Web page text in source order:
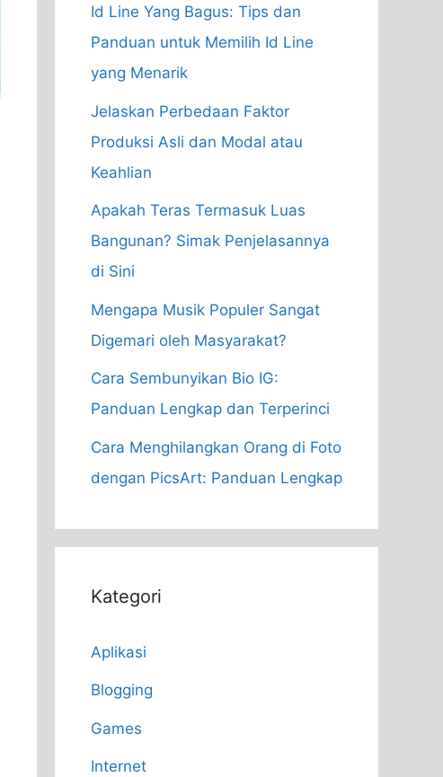
Id Line Yang Bagus: Tips dan
Panduan untuk Memilih Id Line
yang Menarik
Jelaskan Perbedaan Faktor
Produksi Asli dan Modal atau
Keahlian
Apakah Teras Termasuk Luas
Bangunan? Simak Penjelasannya
di Sini
Mengapa Musik Populer Sangat
Digemari oleh Masyarakat?
Cara Sembunyikan Bio IG:
Panduan Lengkap dan Terperinci
Cara Menghilangkan Orang di Foto
dengan PicsArt: Panduan Lengkap
Kategori
Aplikasi
Blogging
Games
Internet